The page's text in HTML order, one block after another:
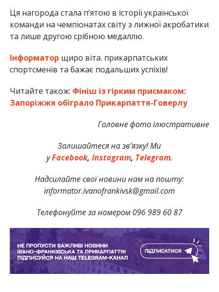
Ця нагорода стала п’ятою в історії української
команди на чемпіонатах світу з лижної акробатики
та лише другою срібною медаллю.
Інформатор щиро віта. прикарпатських
спортсменів та бажає подальших успіхів!
Читайте також: Фініш із гірким присмаком:
Запоріжжя обіграло Прикарпаття-Говерлу
Головне фото ілюстративне
Залишайтеся на зв’язку! Ми
уFacebook, Instagram, Telegram.
Надсилайте свої новини нам на пошту:
informator.ivanofrankivsk@gmail.com
Телефонуйте за номером 096 989 60 87